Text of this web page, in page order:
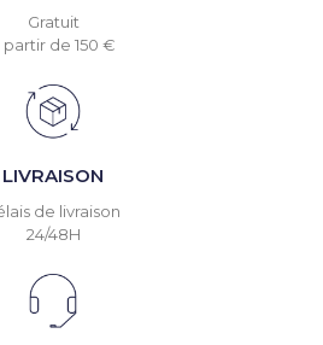
Gratuit
partir de 150 €
LIVRAISON
de livraison
24/48H